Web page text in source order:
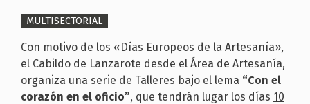
MULTISECTORIAL
Con motivo de los «Días Europeos de la Artesanía»,
el Cabildo de Lanzarote desde el Área de Artesanía,
organiza una serie de Talleres bajo el lema “Con el
corazón en el oficio”, que tendrán lugar los días 10